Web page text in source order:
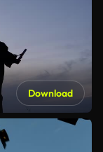
Download